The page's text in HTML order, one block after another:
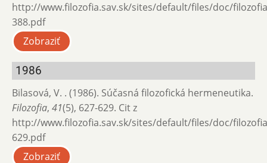
http://www.filozofia.sav.sk/sites/default/files/doc/
388.pdf
Zobraziť
1986
Bilasová, V. . (1986). Súčasná filozofická hermeneutika.
Filozofia, 41(5), 627-629. Cit z
http://www.filozofia.sav.sk/sites/default/files/doc/
629.pdf
Zobraziť